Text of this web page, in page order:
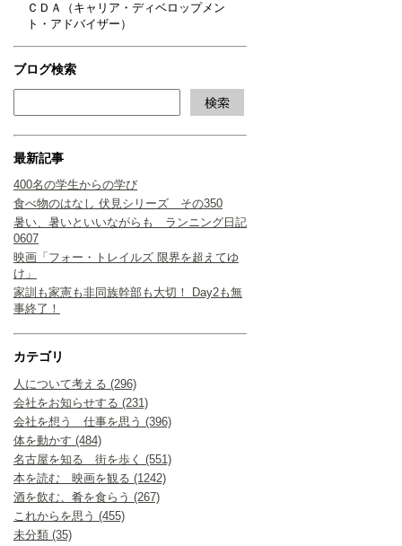
ＣＤＡ（キャリア・ディベロップメン
ト・アドバイザー）
ブログ検索
最新記事
400名の学生からの学び
食べ物のはなし 伏見シリーズ その350
暑い、暑いといいながらも ランニング日記
0607
映画「フォー・トレイルズ 限界を超えてゆ
け」
家訓も家憲も非同族幹部も大切！ Day2も無
事終了！
カテゴリ
人について考える (296)
会社をお知らせする (231)
会社を想う 仕事を思う (396)
体を動かす (484)
名古屋を知る 街を歩く (551)
本を読む 映画を観る (1242)
酒を飲む、肴を食らう (267)
これからを思う (455)
未分類 (35)